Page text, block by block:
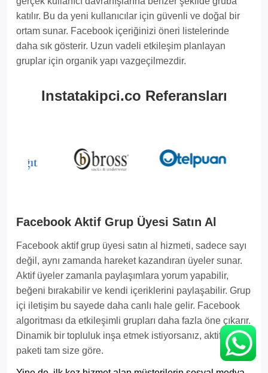
katılır. Bu da yeni kullanıcılar için güvenli ve doğal bir
ortam sunar. Facebook içeriğinizi öneri listelerinde
daha sık gösterir. Uzun vadeli etkileşim planlayan
gruplar için organik yapı vazgeçilmezdir.
Instatakipci.co Referansları
Facebook Aktif Grup Üyesi Satın Al
Facebook aktif grup üyesi satın al hizmeti, sadece sayı
değil, aynı zamanda hareket kazandıran üyeler sunar.
Aktif üyeler zamanla paylaşımlara yorum yapabilir,
beğeni bırakabilir ve kendi içeriklerini paylaşabilir. Grup
içi iletişim bu sayede daha canlı hale gelir. Facebook
algoritması da etkileşimli grupları daha fazla öne çıkarır.
Dinamik bir topluluk inşa etmek istiyorsanız, aktif üye
paketi tam size göre.